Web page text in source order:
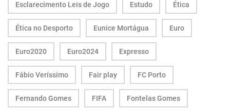
Esclarecimento Leis de Jogo Estudo Ética
Ética no Desporto Eunice Mortágua Euro
Euro2020 Euro2024 Expresso
Fábio Veríssimo Fair play FC Porto
Fernando Gomes FIFA Fontelas Gomes